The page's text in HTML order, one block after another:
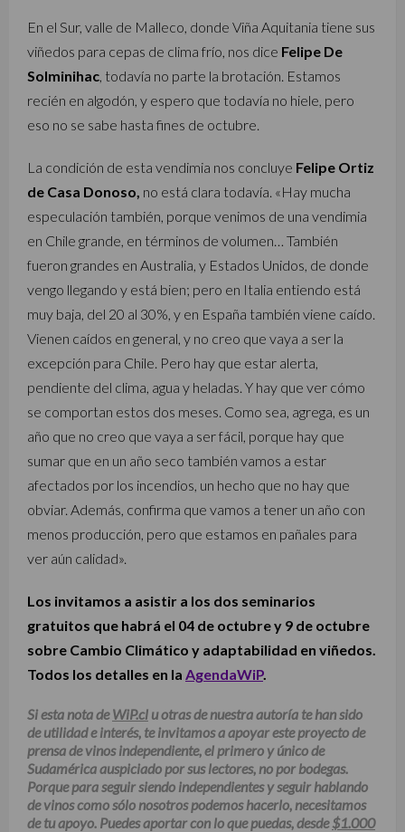
En el Sur, valle de Malleco, donde Viña Aquitania tiene sus
viñedos para cepas de clima frío, nos dice Felipe De
Solminihac , todavía no parte la brotación. Estamos
recién en algodón, y espero que todavía no hiele, pero
eso no se sabe hasta fines de octubre.
La condición de esta vendimia nos concluye Felipe Ortiz
de Casa Donoso, no está clara todavía. «Hay mucha
especulación también, porque venimos de una vendimia
en Chile grande, en términos de volumen… También
fueron grandes en Australia, y Estados Unidos, de donde
vengo llegando y está bien; pero en Italia entiendo está
muy baja, del 20 al 30%, y en España también viene caído.
Vienen caídos en general, y no creo que vaya a ser la
excepción para Chile. Pero hay que estar alerta,
pendiente del clima, agua y heladas. Y hay que ver cómo
se comportan estos dos meses. Como sea, agrega, es un
año que no creo que vaya a ser fácil, porque hay que
sumar que en un año seco también vamos a estar
afectados por los incendios, un hecho que no hay que
obviar. Además, confirma que vamos a tener un año con
menos producción, pero que estamos en pañales para
ver aún calidad».
Los invitamos a asistir a los dos seminarios
gratuitos que habrá el 04 de octubre y 9 de octubre
sobre Cambio Climático y adaptabilidad en viñedos.
Todos los detalles en la AgendaWiP.
Si esta nota deWiP.cl u otras de nuestra autoría te han sido
de utilidad e interés, te invitamos a apoyar este proyecto de
prensa de vinos independiente, el primero y único de
Sudamérica auspiciado por sus lectores, no por bodegas.
Porque para seguir siendo independientes y seguir hablando
de vinos como sólo nosotros podemos hacerlo, necesitamos
de tu apoyo. Puedes aportar con lo que puedas, desde$1.000